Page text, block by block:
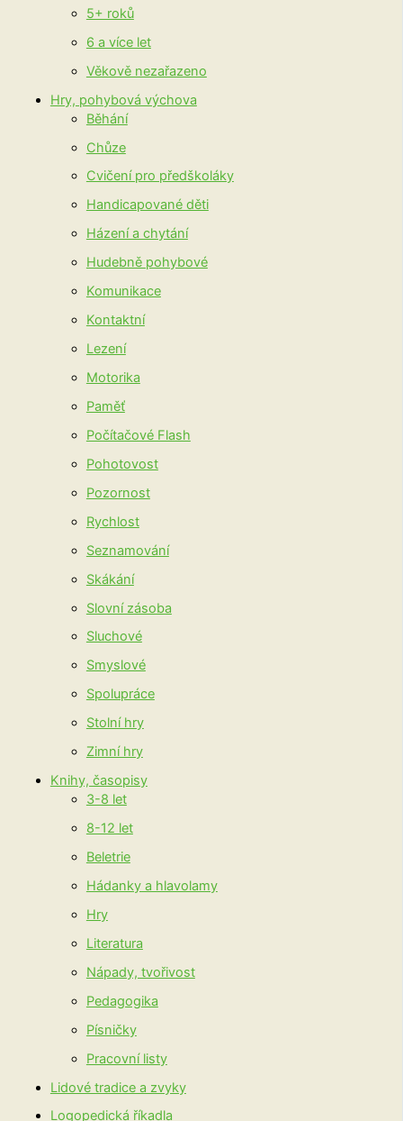
5+ roků
6 a více let
Věkově nezařazeno
Hry, pohybová výchova
Běhání
Chůze
Cvičení pro předškoláky
Handicapované děti
Házení a chytání
Hudebně pohybové
Komunikace
Kontaktní
Lezení
Motorika
Paměť
Počítačové Flash
Pohotovost
Pozornost
Rychlost
Seznamování
Skákání
Slovní zásoba
Sluchové
Smyslové
Spolupráce
Stolní hry
Zimní hry
Knihy, časopisy
3-8 let
8-12 let
Beletrie
Hádanky a hlavolamy
Hry
Literatura
Nápady, tvořivost
Pedagogika
Písničky
Pracovní listy
Lidové tradice a zvyky
Logopedická říkadla